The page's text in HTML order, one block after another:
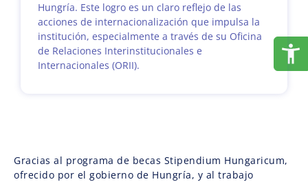
Hungría. Este logro es un claro reflejo de las
acciones de internacionalización que impulsa la
institución, especialmente a través de su Oficina
de Relaciones Interinstitucionales e
Internacionales (ORII).
Gracias al programa de becas Stipendium Hungaricum,
ofrecido por el gobierno de Hungría, y al trabajo